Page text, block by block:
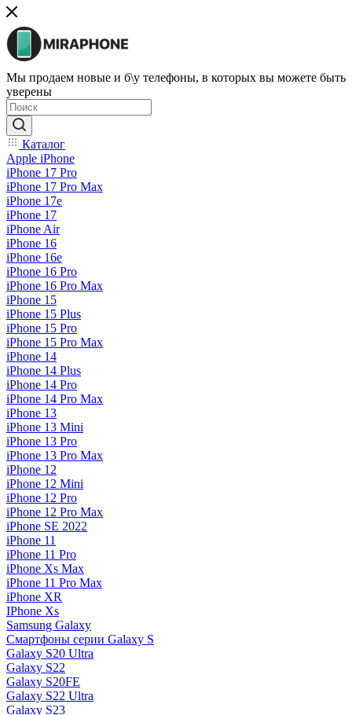
Мы продаем новые и б\у телефоны, в которых вы можете быть
уверены
Каталог
Apple iPhone
iPhone 17 Pro
iPhone 17 Pro Max
iPhone 17e
iPhone 17
iPhone Air
iPhone 16
iPhone 16e
iPhone 16 Pro
iPhone 16 Pro Max
iPhone 15
iPhone 15 Plus
iPhone 15 Pro
iPhone 15 Pro Max
iPhone 14
iPhone 14 Plus
iPhone 14 Pro
iPhone 14 Pro Max
iPhone 13
iPhone 13 Mini
iPhone 13 Pro
iPhone 13 Pro Max
iPhone 12
iPhone 12 Mini
iPhone 12 Pro
iPhone 12 Pro Max
iPhone SE 2022
iPhone 11
iPhone 11 Pro
iPhone Xs Max
iPhone 11 Pro Max
iPhone XR
IPhone Xs
Samsung Galaxy
Смартфоны серии Galaxy S
Galaxy S20 Ultra
Galaxy S22
Galaxy S20FE
Galaxy S22 Ultra
Galaxy S23